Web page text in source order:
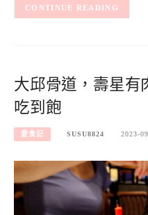
CONTINUE READING
大邱骨道，壽星有
吃到飽
愛食記 SUSU8824 2023-